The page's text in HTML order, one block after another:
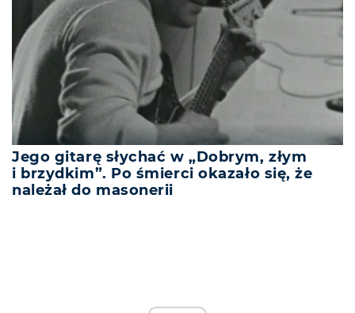
Jego gitarę słychać w „Dobrym, złym
i brzydkim”. Po śmierci okazało się, że
należał do masonerii